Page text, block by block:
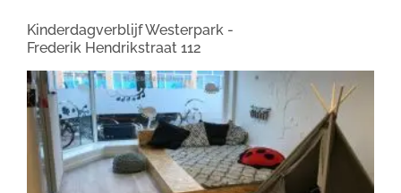
Kinderdagverblijf Westerpark -
Frederik Hendrikstraat 112